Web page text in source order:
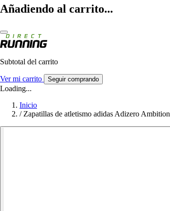
Añadiendo al carrito...
Subtotal del carrito
Ver mi carrito Seguir comprando
Loading...
Inicio
/ Zapatillas de atletismo adidas Adizero Ambition